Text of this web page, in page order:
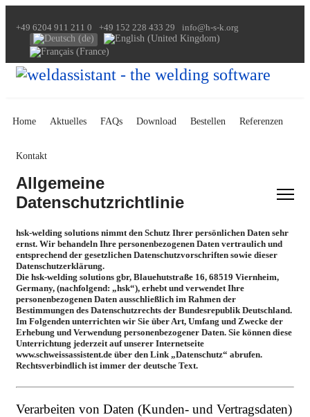
+49 6204 911 211 0 +49 152 228 433 29 info@h-s-k.org
Select your language
Home Aktuelles FAQs Download Bestellen Referenzen
Kontakt
Allgemeine
Datenschutzrichtlinie
hsk-welding solutions nimmt den Schutz Ihrer persönlichen Daten sehr
ernst. Wir behandeln Ihre personenbezogenen Daten vertraulich und
entsprechend der gesetzlichen Datenschutzvorschriften sowie dieser
Datenschutzerklärung.
Die hsk-welding solutions gbr, Blauehutstraße 16, 68519 Viernheim,
Germany, (nachfolgend: „hsk“), erhebt und verwendet Ihre
personenbezogenen Daten ausschließlich im Rahmen der
Bestimmungen des Datenschutzrechts der Bundesrepublik Deutschland.
Im Folgenden unterrichten wir Sie über Art, Umfang und Zwecke der
Erhebung und Verwendung personenbezogener Daten. Sie können diese
Unterrichtung jederzeit auf unserer Internetseite
www.schweissassistent.de über den Link „Datenschutz“ abrufen.
Rechtsverbindlich ist immer der deutsche Text.
Verarbeiten von Daten (Kunden- und Vertragsdaten)